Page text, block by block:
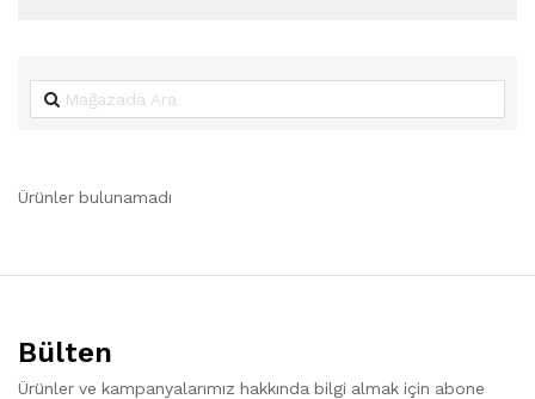
Ürünler bulunamadı
Bülten
Ürünler ve kampanyalarımız hakkında bilgi almak için abone